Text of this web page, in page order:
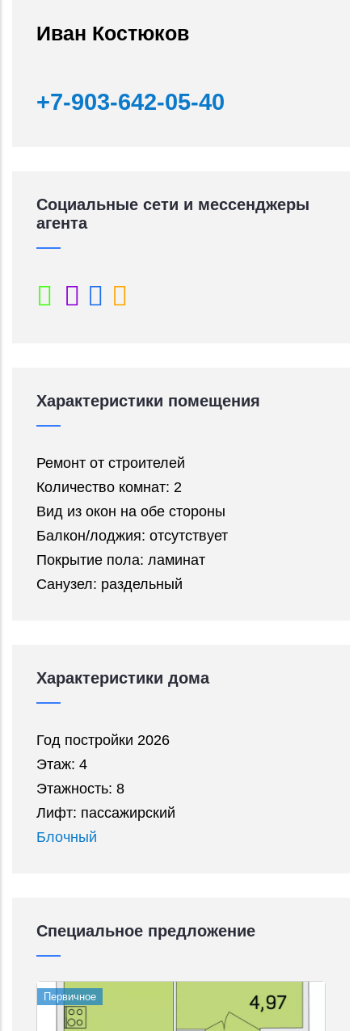
Иван Костюков
+7-903-642-05-40
Социальные сети и мессенджеры
агента
Характеристики помещения
Ремонт от строителей
Количество комнат: 2
Вид из окон на обе стороны
Балкон/лоджия: отсутствует
Покрытие пола: ламинат
Санузел: раздельный
Характеристики дома
Год постройки 2026
Этаж: 4
Этажность: 8
Лифт: пассажирский
Блочный
Специальное предложение
Первичное